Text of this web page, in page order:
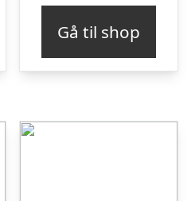
Gå til shop